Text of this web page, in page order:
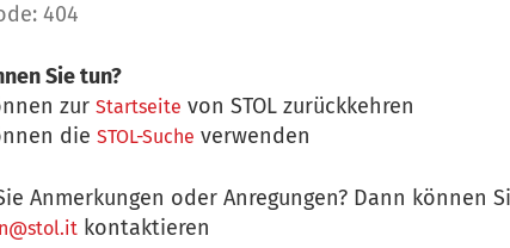
404
Sie tun?
zurStartseite von STOL zurückkehren
dieSTOL-Suche verwenden
Anmerkungen oder Anregungen? Dann können
kontaktieren